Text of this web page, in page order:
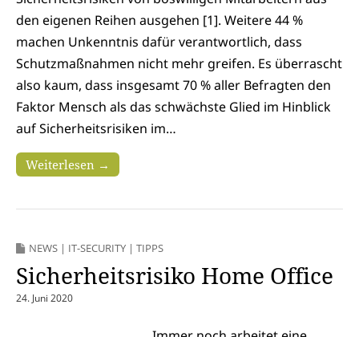
den eigenen Reihen ausgehen [1]. Weitere 44 %
machen Unkenntnis dafür verantwortlich, dass
Schutzmaßnahmen nicht mehr greifen. Es überrascht
also kaum, dass insgesamt 70 % aller Befragten den
Faktor Mensch als das schwächste Glied im Hinblick
auf Sicherheitsrisiken im…
Weiterlesen →
NEWS | IT-SECURITY | TIPPS
Sicherheitsrisiko Home Office
24. Juni 2020